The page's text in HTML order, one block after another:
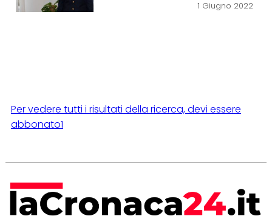
1 Giugno 2022
Per vedere tutti i risultati della ricerca, devi essere
abbonato1